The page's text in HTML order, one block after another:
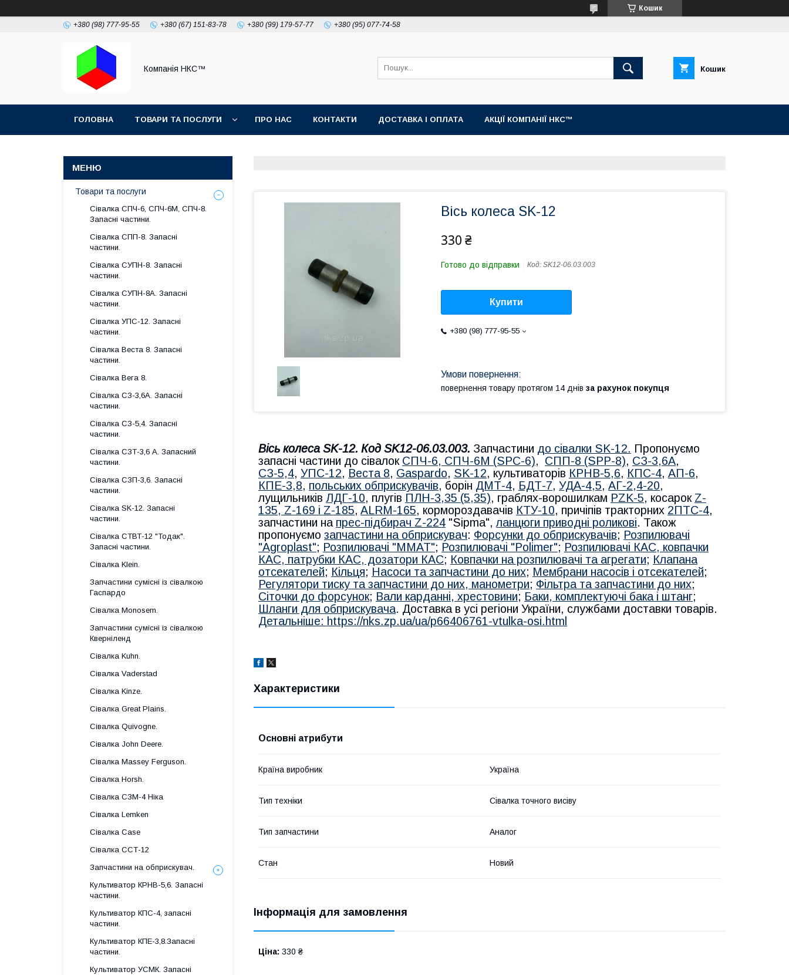
Кошик
+380 (98) 777-95-55 +380 (67) 151-83-78 +380 (99) 179-57-77 +380 (95) 077-74-58
Компанія НКС™ Кошик
ГОЛОВНА ТОВАРИ ТА ПОСЛУГИ ПРО НАС КОНТАКТИ ДОСТАВКА І ОПЛАТА АКЦІЇ КОМПАНІЇ НКС™
Вісь колеса SK-12
330 ₴
Готово до відправки Код: SK12-06.03.003
Купити
+380 (98) 777-95-55
повернення товару протягом 14 днів за рахунок покупця
Вісь колеса SK-12. Код SK12-06.03.003. Запчастини до сівалки SK-12. ​​​​​​Пропонуємо
запасні частини до сівалок СПЧ-6, СПЧ-6М (SPС-6), СПП-8 (SPP-8), СЗ-3,6А,
СЗ-5,4, УПС-12, Веста 8, Gaspardo, SK-12, культиваторів КРНВ-5,6, КПС-4, АП-6,
КПЕ-3,8, польських обприскувачів, борін ДМТ-4, БДТ-7, УДА-4,5, АГ-2,4-20,
лущильників ЛДГ-10, плугів ПЛН-3,35 (5,35), граблях-ворошилкам PZK-5, косарок Z-
135, Z-169 і Z-185, ALRM-165, кормороздавачів КТУ-10, причіпів тракторних 2ПТС-4,
запчастини на прес-підбирач Z-224 "Sipma",ланцюги приводні роликові. Також
пропонуємо запчастини на обприскувач: Форсунки до обприскувачів; Розпилювачі
"Agroplast"; Розпилювачі "MMAT"; Розпилювачі "Polimer"; Розпилювачі КАС, ковпачки
КАС, патрубки КАС, дозатори КАС; Ковпачки на розпилювачі та агрегати; Клапана
отсекателей; Кільця; Насоси та запчастини до них; Мембрани насосів і отсекателей;
Регулятори тиску та запчастини до них, манометри; Фільтра та запчастини до них;
Сіточки до форсунок; Вали карданні, хрестовини; Баки, комплектуючі бака і штанг;
Шланги для обприскувача. Доставка в усі регіони України, службами доставки товарів.
Детальніше: https://nks.zp.ua/ua/p66406761-vtulka-osi.html
Характеристики
Основні атрибути
Країна виробник Україна
Тип техніки Сівалка точного висіву
Тип запчастини Аналог
Стан Новий
Інформація для замовлення
Ціна: 330 ₴
Товари та послуги
Сівалка СПЧ-6, СПЧ-6М, СПЧ-8.
Запасні частини.
Сівалка СПП-8. Запасні
частини.
Сівалка СУПН-8. Запасні
частини.
Сівалка СУПН-8А. Запасні
частини.
Сівалка УПС-12. Запасні
частини.
Сівалка Веста 8. Запасні
частини.
Сівалка Вега 8.
Сівалка СЗ-3,6А. Запасні
частини.
Сівалка СЗ-5,4. Запасні
частини.
Сівалка СЗТ-3,6 А. Запасний
частини.
Сівалка СЗП-3,6. Запасні
частини.
Сівалка SK-12. Запасні
частини.
Сівалка СТВТ-12 "Тодак".
Запасні частини.
Сівалка Klein.
Запчастини сумісні із сівалкою
Гаспардo
Сівалка Monosem.
Запчастини сумісні із сівалкою
Кверніленд
Сівалка Kuhn.
Сівалка Vaderstad
Сівалка Kinze.
Сівалка Great Plains.
Сівалка Quivogne.
Сівалка John Deere.
Сівалка Massey Ferguson.
Сівалка Horsh.
Сівалка СЗМ-4 Ніка
Сівалка Lemken
Сівалка Case
Сівалка ССТ-12
Запчастини на обприскувач.
Культиватор КРНВ-5,6. Запасні
частини.
Культиватор КПС-4, запасні
частини.
Культиватор КПЕ-3,8.Запасні
частини.
Культиватор УСМК. Запасні